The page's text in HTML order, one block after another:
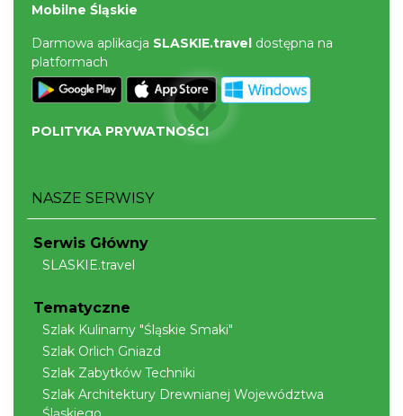
Mobilne Śląskie
Darmowa aplikacja SLASKIE.travel dostępna na
platformach
POLITYKA PRYWATNOŚCI
NASZE SERWISY
Serwis Główny
SLASKIE.travel
Tematyczne
Szlak Kulinarny "Śląskie Smaki"
Szlak Orlich Gniazd
Szlak Zabytków Techniki
Szlak Architektury Drewnianej Województwa